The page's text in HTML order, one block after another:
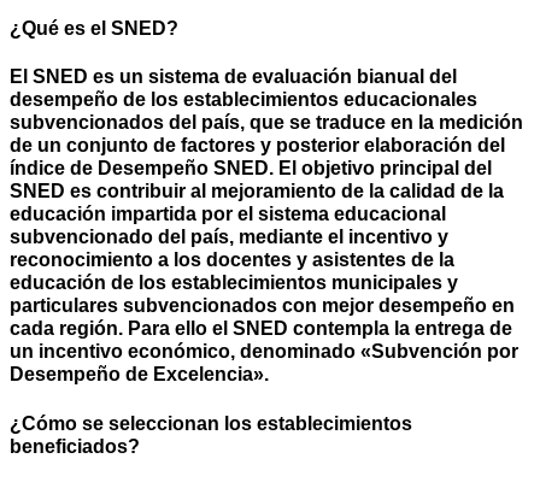
¿Qué es el SNED?
El SNED es un sistema de evaluación bianual del
desempeño de los establecimientos educacionales
subvencionados del país, que se traduce en la medición
de un conjunto de factores y posterior elaboración del
índice de Desempeño SNED. El objetivo principal del
SNED es contribuir al mejoramiento de la calidad de la
educación impartida por el sistema educacional
subvencionado del país, mediante el incentivo y
reconocimiento a los docentes y asistentes de la
educación de los establecimientos municipales y
particulares subvencionados con mejor desempeño en
cada región. Para ello el SNED contempla la entrega de
un incentivo económico, denominado «Subvención por
Desempeño de Excelencia».
¿Cómo se seleccionan los establecimientos
beneficiados?